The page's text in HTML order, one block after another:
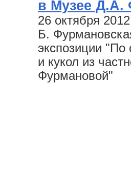
в Музее Д.А.
26 октября
Б.
экспозиции "По
и кукол из
Фурмановой"